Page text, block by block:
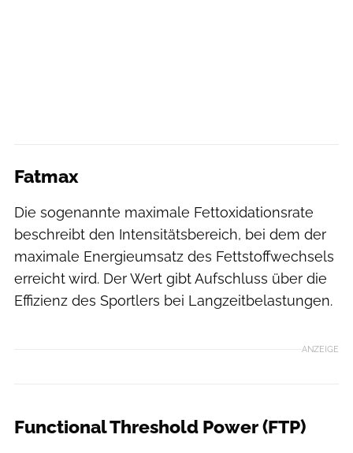
Fatmax
Die sogenannte maximale Fettoxidationsrate
beschreibt den Intensitätsbereich, bei dem der
maximale Energieumsatz des Fettstoffwechsels
erreicht wird. Der Wert gibt Aufschluss über die
Effizienz des Sportlers bei Langzeitbelastungen.
ANZEIGE
Functional Threshold Power (FTP)